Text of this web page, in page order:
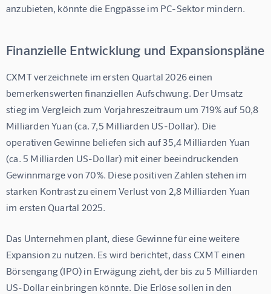
anzubieten, könnte die Engpässe im PC-Sektor mindern.
Finanzielle Entwicklung und Expansionspläne
CXMT verzeichnete im ersten Quartal 2026 einen
bemerkenswerten finanziellen Aufschwung. Der Umsatz
stieg im Vergleich zum Vorjahreszeitraum um 719% auf 50,8
Milliarden Yuan (ca. 7,5 Milliarden US-Dollar). Die
operativen Gewinne beliefen sich auf 35,4 Milliarden Yuan
(ca. 5 Milliarden US-Dollar) mit einer beeindruckenden
Gewinnmarge von 70%. Diese positiven Zahlen stehen im
starken Kontrast zu einem Verlust von 2,8 Milliarden Yuan
im ersten Quartal 2025.
Das Unternehmen plant, diese Gewinne für eine weitere
Expansion zu nutzen. Es wird berichtet, dass CXMT einen
Börsengang (IPO) in Erwägung zieht, der bis zu 5 Milliarden
US-Dollar einbringen könnte. Die Erlöse sollen in den